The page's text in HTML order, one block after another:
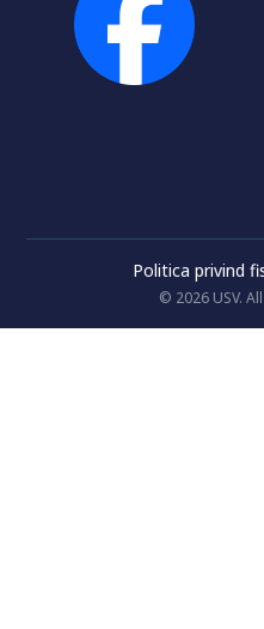
Politica privind
© 2026 USV.